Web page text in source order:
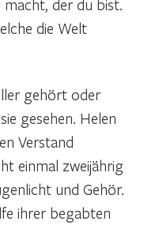
macht, der du bist.
die Welt
gehört oder
gesehen. Helen
Verstand
einmal zweijährig
und Gehör.
ihrer begabten